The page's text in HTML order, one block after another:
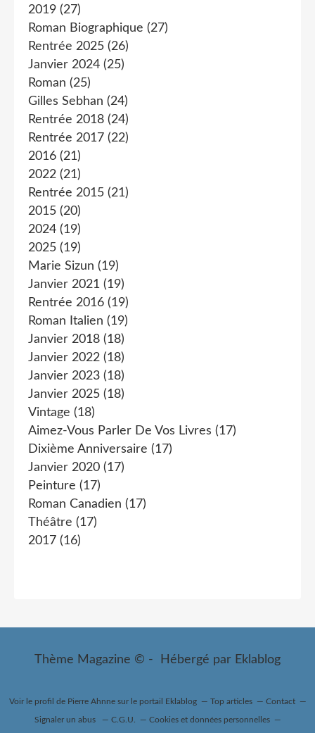
2019 (27)
Roman Biographique (27)
Rentrée 2025 (26)
Janvier 2024 (25)
Roman (25)
Gilles Sebhan (24)
Rentrée 2018 (24)
Rentrée 2017 (22)
2016 (21)
2022 (21)
Rentrée 2015 (21)
2015 (20)
2024 (19)
2025 (19)
Marie Sizun (19)
Janvier 2021 (19)
Rentrée 2016 (19)
Roman Italien (19)
Janvier 2018 (18)
Janvier 2022 (18)
Janvier 2023 (18)
Janvier 2025 (18)
Vintage (18)
Aimez-Vous Parler De Vos Livres (17)
Dixième Anniversaire (17)
Janvier 2020 (17)
Peinture (17)
Roman Canadien (17)
Théâtre (17)
2017 (16)
Thème Magazine © - Hébergé par Eklablog
Voir le profil de Pierre Ahnnesur le portail Eklablog Top articles Contact
Signaler un abus C.G.U. Cookies et données personnelles